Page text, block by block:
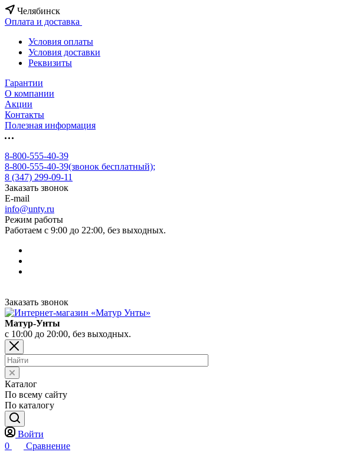
Челябинск
Оплата и доставка
Условия оплаты
Условия доставки
Реквизиты
Гарантии
О компании
Акции
Контакты
Полезная информация
8-800-555-40-39
8-800-555-40-39(звонок бесплатный);
8 (347) 299-09-11
Заказать звонок
E-mail
info@unty.ru
Режим работы
Работаем с 9:00 до 22:00, без выходных.
Заказать звонок
Матур-Унты
с 10:00 до 20:00, без выходных.
Каталог
По всему сайту
По каталогу
Войти
0
Сравнение